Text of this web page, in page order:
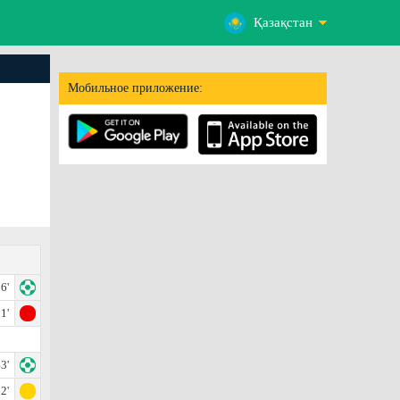
Қазақстан
Мобильное приложение:
6'